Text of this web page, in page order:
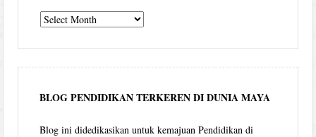
Tulisan
per
bulan
BLOG PENDIDIKAN TERKEREN DI DUNIA MAYA
Blog ini didedikasikan untuk kemajuan Pendidikan di